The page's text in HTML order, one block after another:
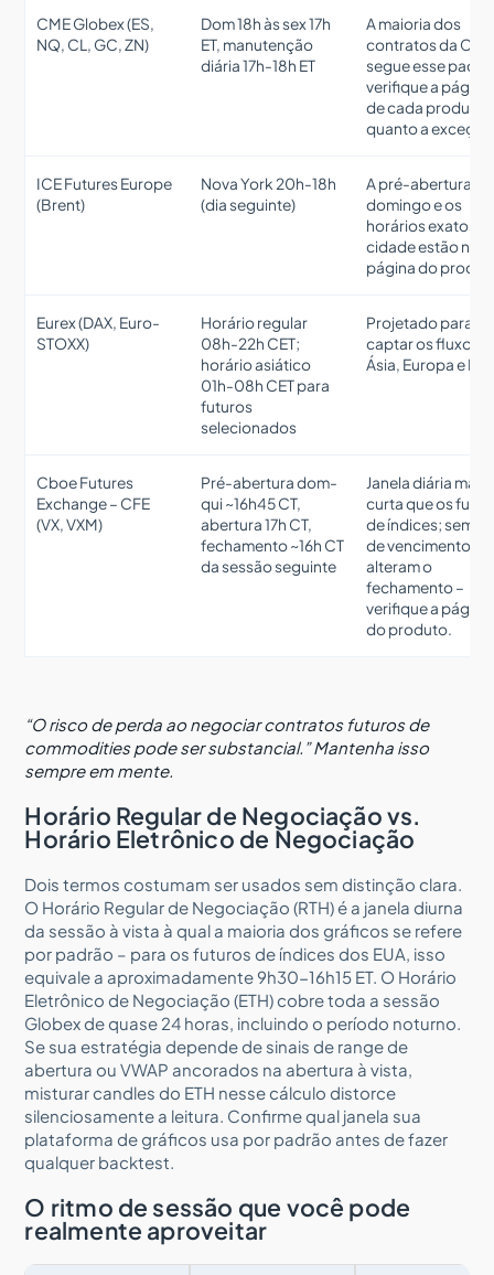
CME Globex (ES,
NQ, CL, GC, ZN)
Dom 18h às sex 17h
ET, manutenção
diária 17h-18h ET
A maioria dos
contratos da CME
segue esse
verifique a página
de cada produto
quanto a
ICE Futures Europe
(Brent)
Nova York 20h-18h
(dia seguinte)
A pré-abertura de
domingo e os
horários exatos
cidade estão na
página do
Eurex (DAX, Euro-
STOXX)
Horário regular
08h-22h CET;
horário asiático
01h-08h CET para
futuros
selecionados
Projetado para
captar os fluxos
Ásia, Europa e
Cboe Futures
Exchange – CFE
(VX, VXM)
Pré-abertura dom-
qui ~16h45 CT,
abertura 17h CT,
fechamento ~16h CT
da sessão seguinte
Janela diária mais
curta que os
de índices;
de vencimento
alteram o
fechamento –
verifique a página
do produto.
“O risco de perda ao negociar contratos futuros de
commodities pode ser substancial.” Mantenha isso
sempre em mente.
Horário Regular de Negociação vs.
Horário Eletrônico de Negociação
Dois termos costumam ser usados sem distinção clara.
O Horário Regular de Negociação (RTH) é a janela diurna
da sessão à vista à qual a maioria dos gráficos se refere
por padrão – para os futuros de índices dos EUA, isso
equivale a aproximadamente 9h30-16h15 ET. O Horário
Eletrônico de Negociação (ETH) cobre toda a sessão
Globex de quase 24 horas, incluindo o período noturno.
Se sua estratégia depende de sinais de range de
abertura ou VWAP ancorados na abertura à vista,
misturar candles do ETH nesse cálculo distorce
silenciosamente a leitura. Confirme qual janela sua
plataforma de gráficos usa por padrão antes de fazer
qualquer backtest.
O ritmo de sessão que você pode
realmente aproveitar